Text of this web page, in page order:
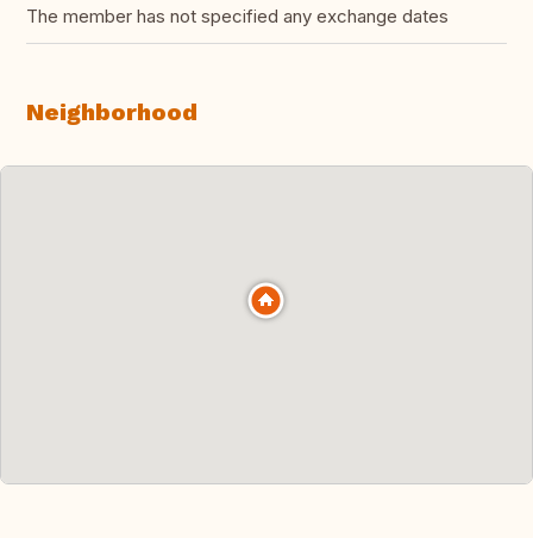
The member has not specified any exchange dates
Neighborhood